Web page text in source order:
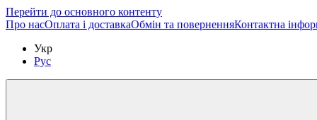
Перейти до основного контенту
Про насОплата і доставкаОбмін та поверненняКонтактна
Укр
Рус